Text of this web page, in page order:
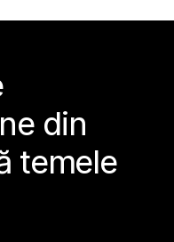
din
temele